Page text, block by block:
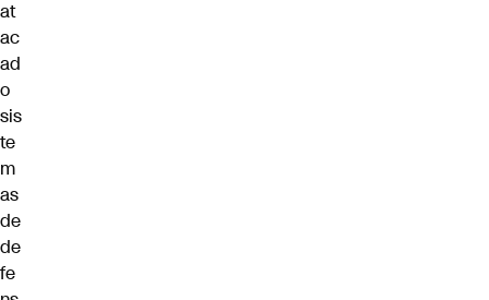
at
ac
ad
o
sis
te
m
as
de
de
fe